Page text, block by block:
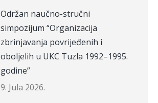
Održan naučno-stručni
simpozijum “Organizacija
zbrinjavanja povrijeđenih i
oboljelih u UKC Tuzla 1992–1995.
godine”
9. Jula 2026.